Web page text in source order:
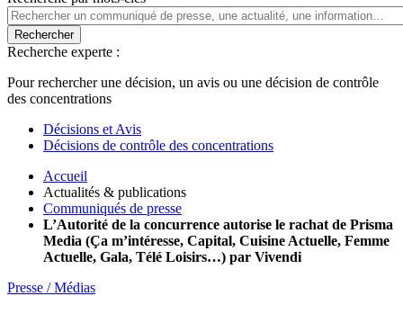
Rechercher
Recherche experte :
Pour rechercher une décision, un avis ou une décision de contrôle
des concentrations
Décisions et Avis
Décisions de contrôle des concentrations
Accueil
Actualités & publications
Communiqués de presse
L’Autorité de la concurrence autorise le rachat de Prisma
Media (Ça m’intéresse, Capital, Cuisine Actuelle, Femme
Actuelle, Gala, Télé Loisirs…) par Vivendi
Presse / Médias